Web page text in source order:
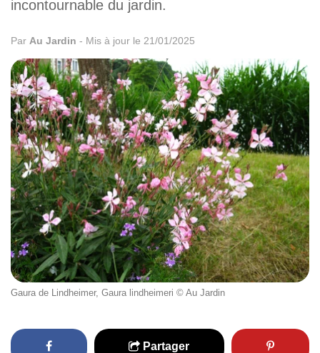
incontournable du jardin.
Par Au Jardin - Mis à jour le 21/01/2025
Gaura de Lindheimer, Gaura lindheimeri © Au Jardin
Partager